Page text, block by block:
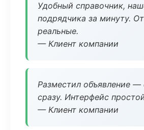
Удобный справочник,
подрядчика за минуту.
реальные.
— Клиент компании
Разместил объявление —
сразу. Интерфейс
— Клиент компании